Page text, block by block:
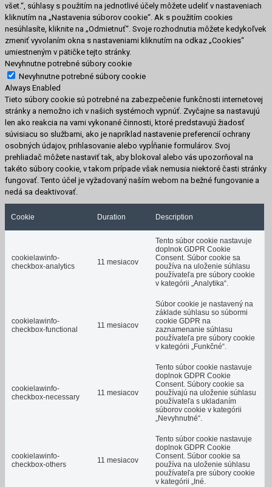
všet.“, súhlasy s použitím na jednotlivé účely môžete udeliť v nastaveniach
kliknutím na „Nastavenia súborov cookie“. Ak s použitím cookies
nesúhlasíte, kliknite na „Odmietnuť“. Svoje rozhodnutia môžete kedykoľvek
zmeniť vyvolaním okna s nastaveniami kliknutím na odkaz „Cookies“
umiestneným v pätičke tejto stránky.
Nevyhnutne potrebné súbory cookie
Nevyhnutne potrebné súbory cookie
Always Enabled
Tieto súbory cookie sú potrebné na zabezpečenie funkčnosti internetovej
stránky a nemožno ich v našich systémoch vypnúť. Zvyčajne sa nastavujú
len ako reakcia na vami vykonané činnosti, ktoré predstavujú žiadosť
súvisiacu so službami, ako je napríklad nastavenie preferencií ochrany
osobných údajov, prihlasovanie alebo vypĺňanie formulárov. Svoj
prehliadač môžete nastaviť tak, aby blokoval alebo vás upozorňoval na
takéto súbory cookie, v takom prípade však nemusia niektoré časti stránky
fungovať. Tento účel je vyžadovaný naším webom na bežné fungovanie a
nedá sa deaktivovať.
Cookie Duration Description
cookielawinfo-
checkbox-analytics
11 mesiacov
Tento súbor cookie nastavuje
doplnok GDPR Cookie
Consent. Súbor cookie sa
používa na uloženie súhlasu
používateľa pre súbory cookie
v kategórii „Analytika“.
cookielawinfo-
checkbox-functional
11 mesiacov
Súbor cookie je nastavený na
základe súhlasu so súbormi
cookie GDPR na
zaznamenanie súhlasu
používateľa pre súbory cookie
v kategórii „Funkčné“.
cookielawinfo-
checkbox-necessary
11 mesiacov
Tento súbor cookie nastavuje
doplnok GDPR Cookie
Consent. Súbory cookie sa
používajú na uloženie súhlasu
používateľa s ukladaním
súborov cookie v kategórii
„Nevyhnutné“.
cookielawinfo-
checkbox-others
11 mesiacov
Tento súbor cookie nastavuje
doplnok GDPR Cookie
Consent. Súbor cookie sa
používa na uloženie súhlasu
používateľa pre súbory cookie
v kategórii „Iné.